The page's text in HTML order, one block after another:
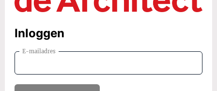
Inloggen
E-mailadres